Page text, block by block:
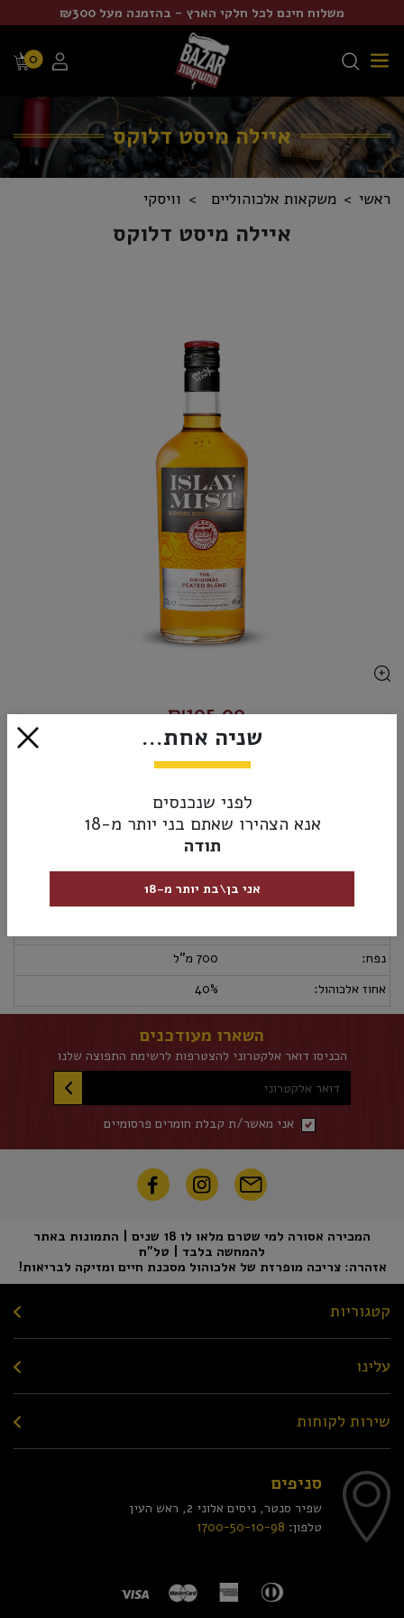
משלוח חינם לכל חלקי הארץ - בהזמנה מעל ₪300
0
איילה מיסט דלוקס
ראשי משקאות אלכוהוליים וויסקי
איילה מיסט דלוקס
₪105.00
אזל מהמלאי
מידע נוסף אספקה ומשלוחים מדיניות החזרות
ויסקי
נפח:
700 מ"ל
אחוז אלכוהול:
40%
השארו מעודכנים
הכניסו דואר אלקטרוני להצטרפות לרשימת התפוצה שלנו
דואר אלקטרוני
אני מאשר/ת קבלת חומרים פרסומיים
המכירה אסורה למי שטרם מלאו לו 18 שנים | התמונות באתר
להמחשה בלבד | טל"ח
אזהרה: צריכה מופרזת של אלכוהול מסכנת חיים ומזיקה לבריאות!
קטגוריות
עלינו
שירות לקוחות
סניפים
שפיר סנטר, ניסים אלוני 2, ראש העין
טלפון: 1700-50-10-98
שניה אחת...
לפני שנכנסים
אנא הצהירו שאתם בני יותר מ-18
תודה
אני בן\בת יותר מ-18